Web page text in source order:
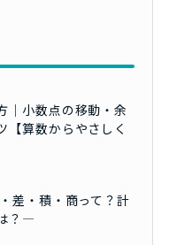
｜小数点の移動・余
【算数からやさしく
差・積・商って？計
？―